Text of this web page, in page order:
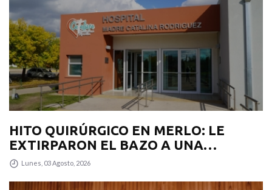
HITO QUIRÚRGICO EN MERLO: LE
EXTIRPARON EL BAZO A UNA
PACIENTE CON UN PROCEDIMIENTO
Lunes, 03 Agosto, 2026